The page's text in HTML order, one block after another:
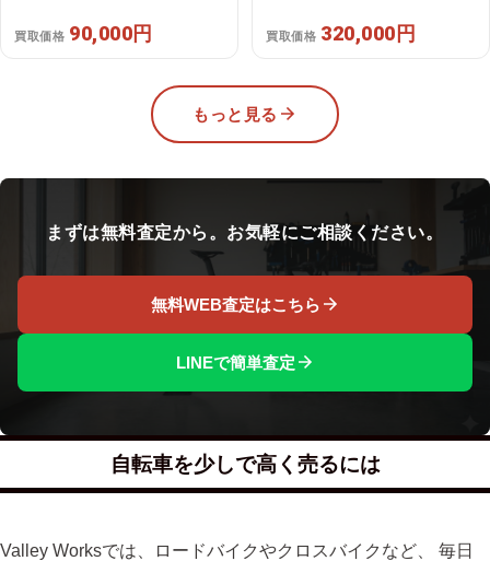
買取価格 90,000円 買取価格 320,000円
もっと見る
まずは無料査定から。お気軽にご相談ください。
無料WEB査定はこちら
LINEで簡単査定
自転車を少しで高く売るには
Valley Worksでは、ロードバイクやクロスバイクなど、 毎日